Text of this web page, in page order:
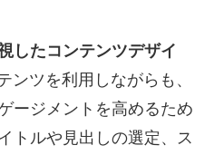
したコンテンツデザイ
ンツを利用しながらも、
ージメントを高めるため
トルや見出しの選定、ス